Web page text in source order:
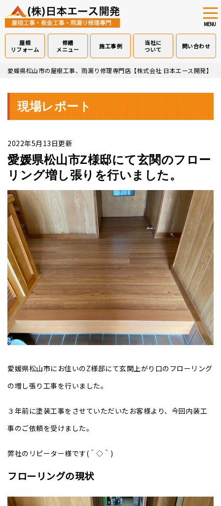
Skip
content
MENU
屋根
リフォーム
修繕
メニュー
施工事例
当社に
ついて
問い合わせ
愛媛県松山市の屋根工事、雨漏り修理専門店【株式会社 日本エース開発】
現場レポート
2022年5月13日更新
愛媛県松山市Z様邸にて玄関のフロー
リング増し張りを行いました。
愛媛県松山市にお住いのZ様邸にて玄関上がり口のフローリング
の増し張り工事を行いました。
３年前に塗装工事をさせていただいたお客様より、今回内装工
事のご依頼を受けました。
弊社のリピーター様です(＾◇＾)
フローリングの現状